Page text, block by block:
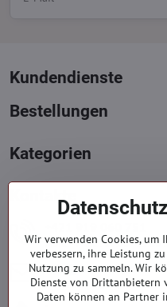
Kundendienste
Bestellungen
Kategorien
Kontakte
Mont. - Freit. : 09:00 - 15:00
info​@everlady​.eu
Non stop ( 24/7 )
Wir verwenden Cookies, um
verbessern, ihre Leistung
Nutzung zu sammeln. Wir
Dienste von Drittanbietern
Daten können an Partner